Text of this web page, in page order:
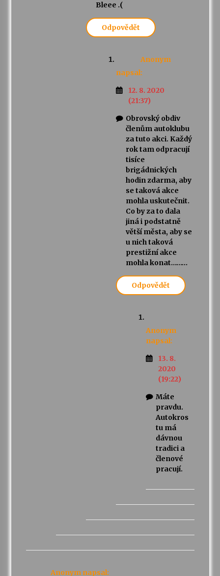
Bleee .(
Odpovědět
Anonym
napsal:
12. 8. 2020
(21:37)
Obrovský obdiv
členům autoklubu
za tuto akci. Každý
rok tam odpracují
tisíce
brigádnických
hodin zdarma, aby
se taková akce
mohla uskutečnit.
Co by za to dala
jiná i podstatně
větší města, aby se
u nich taková
prestižní akce
mohla konat………
Odpovědět
Anonym
napsal:
13. 8.
2020
(19:22)
Máte
pravdu.
Autokros
tu má
dávnou
tradici a
členové
pracují.
Anonym napsal: